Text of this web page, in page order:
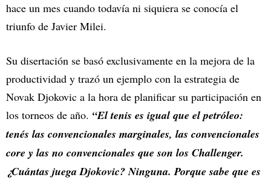
hace un mes cuando todavía ni siquiera se conocía el
triunfo de Javier Milei.
Su disertación se basó exclusivamente en la mejora de la
productividad y trazó un ejemplo con la estrategia de
Novak Djokovic a la hora de planificar su participación en
los torneos de año. “El tenis es igual que el petróleo:
tenés las convencionales marginales, las convencionales
core y las no convencionales que son los Challenger.
¿Cuántas juega Djokovic? Ninguna. Porque sabe que es